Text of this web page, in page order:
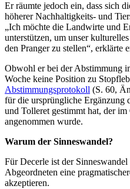
Er räumte jedoch ein, dass sich
höherer Nachhaltigkeits- und
„Ich möchte die Landwirte und
unterstützen, um unser
den Pranger zu stellen“, erklärte
Obwohl er bei der Abstimmung
Woche keine Position zu
Abstimmungsprotokoll (S. 60,
für die ursprüngliche Ergänzung
und Tolleret gestimmt hat, der
angenommen wurde.
Warum der Sinneswandel?
Für Decerle ist der
Abgeordneten eine
akzeptieren.